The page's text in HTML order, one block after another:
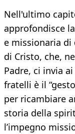
Nell'ultimo
approfondisce
e missionaria di
di Cristo, che,
Padre, ci invia
fratelli è il
per ricambiare
storia della
l’impegno